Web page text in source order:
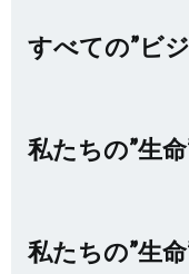
すべての”ビ
私たちの”生命
私たちの”生